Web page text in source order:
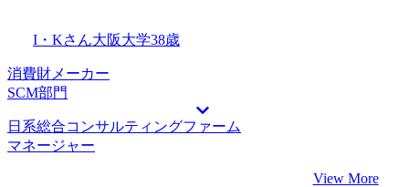
I・Kさん大阪大学38歳
消費財メーカー
SCM部門
日系総合コンサルティングファーム
マネージャー
View More